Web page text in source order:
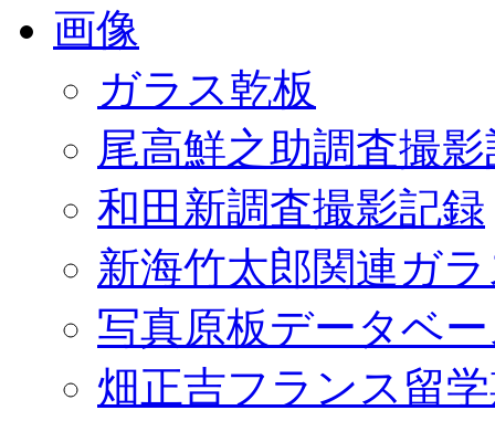
画像
ガラス乾板
尾高鮮之助調査撮
和田新調査撮影記録
新海竹太郎関連ガ
写真原板データベ
畑正吉フランス留